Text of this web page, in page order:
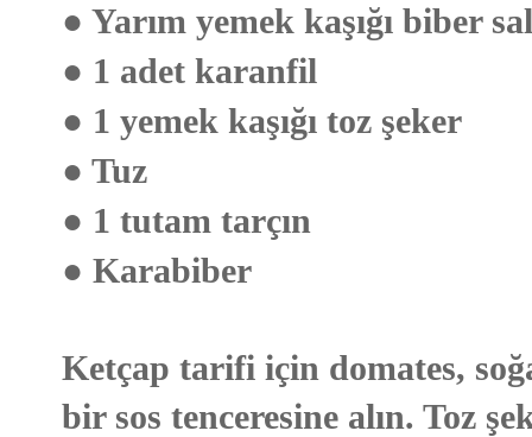
● Yarım yemek kaşığı biber
● 1 adet karanfil
● 1 yemek kaşığı toz şeker
● Tuz
● 1 tutam tarçın
● Karabiber
Ketçap tarifi için domates,
bir sos tenceresine alın. Toz